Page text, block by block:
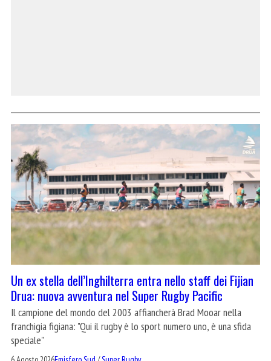
Un ex stella dell’Inghilterra entra nello staff dei Fijian
Drua: nuova avventura nel Super Rugby Pacific
Il campione del mondo del 2003 affiancherà Brad Mooar nella
franchigia figiana: "Qui il rugby è lo sport numero uno, è una sfida
speciale"